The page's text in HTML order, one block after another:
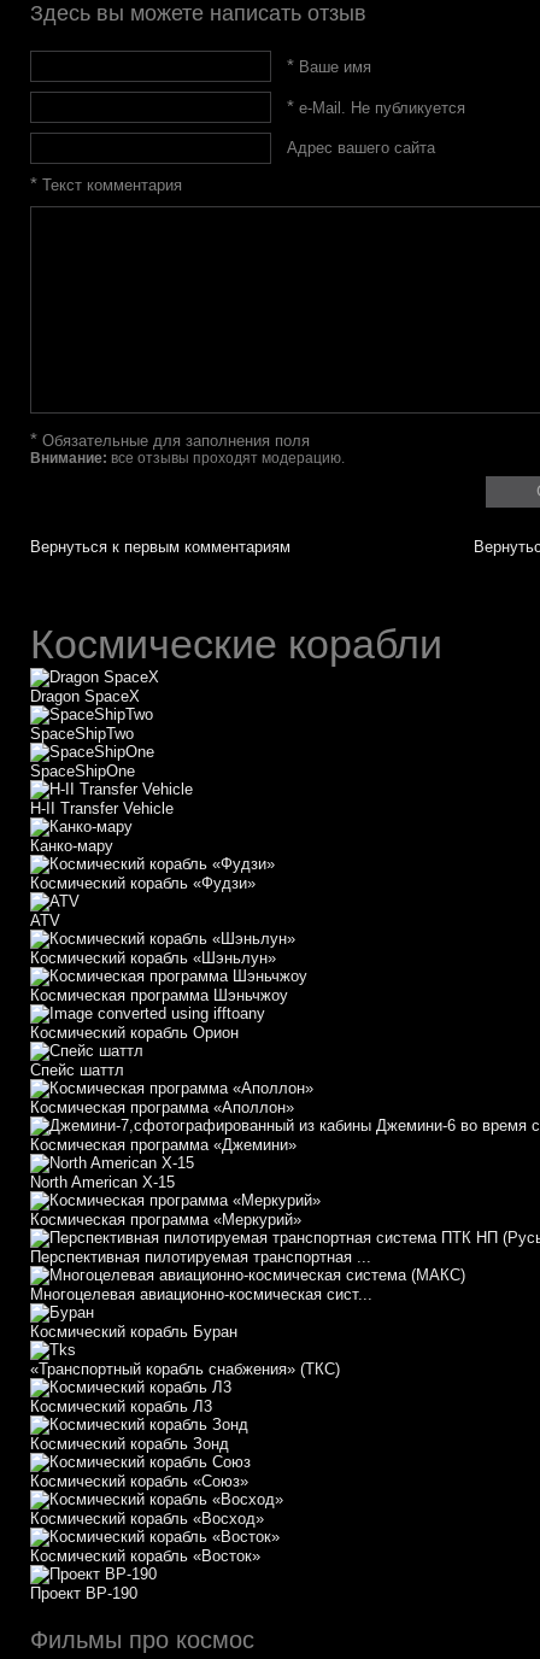
Здесь вы можете написать отзыв
*Ваше имя
*e-Mail. Не публикуется
Адрес вашего сайта
* Текст комментария
* Обязательные для заполнения поля
Внимание: все отзывы проходят модерацию.
Вернуться к первым комментариям
Космические корабли
Dragon SpaceX
SpaceShipTwo
SpaceShipOne
H-II Transfer Vehicle
Канко-мару
Космический корабль «Фудзи»
АТV
Космический корабль «Шэньлун»
Космическая программа Шэньчжоу
Космический корабль Орион
Спейс шаттл
Космическая программа «Аполлон»
Космическая программа «Джемини»
North American X-15
Космическая программа «Меркурий»
Перспективная пилотируемая транспортная ...
Многоцелевая авиационно-космическая сист...
Космический корабль Буран
«Транспортный корабль снабжения» (ТКС)
Космический корабль Л3
Космический корабль Зонд
Космический корабль «Союз»
Космический корабль «Восход»
Космический корабль «Восток»
Проект ВР-190
Фильмы про космос